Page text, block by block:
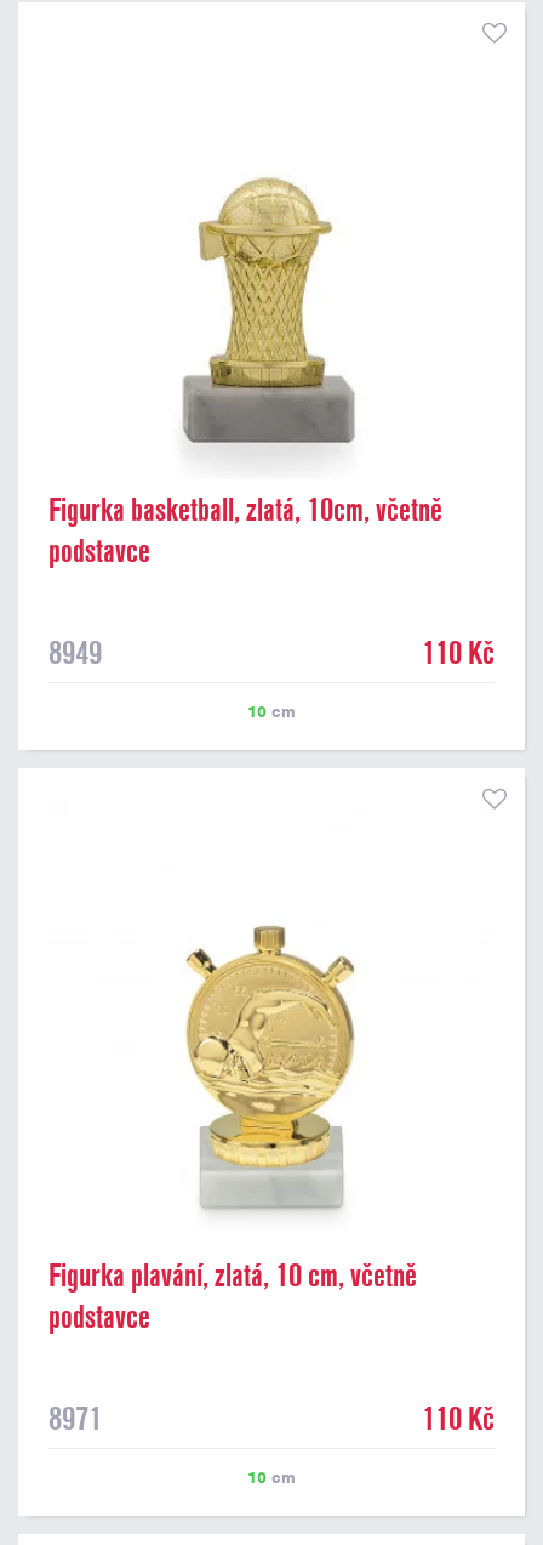
Figurka basketball, zlatá, 10cm, včetně
podstavce
8949 110 Kč
10 cm
Figurka plavání, zlatá, 10 cm, včetně
podstavce
8971 110 Kč
10 cm